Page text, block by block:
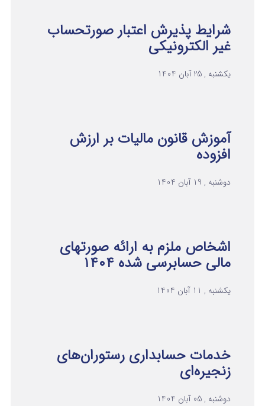
شرایط پذیرش اعتبار صورتحساب
غیر الکترونیکی
یکشنبه , 25 آبان 1404
آموزش قانون مالیات بر ارزش
افزوده
دوشنبه , 19 آبان 1404
اشخاص ملزم به ارائه صورتهای
مالی حسابرسی شده ۱۴۰۴
یکشنبه , 11 آبان 1404
خدمات حسابداری رستوران‌های
زنجیره‌ای
دوشنبه , 05 آبان 1404